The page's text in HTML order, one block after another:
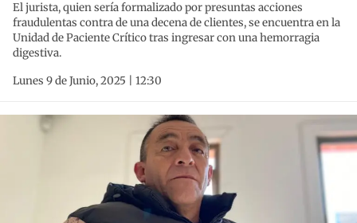
El jurista, quien sería formalizado por presuntas acciones
fraudulentas contra de una decena de clientes, se encuentra en la
Unidad de Paciente Crítico tras ingresar con una hemorragia
digestiva.
Lunes 9 de Junio, 2025 | 12:30